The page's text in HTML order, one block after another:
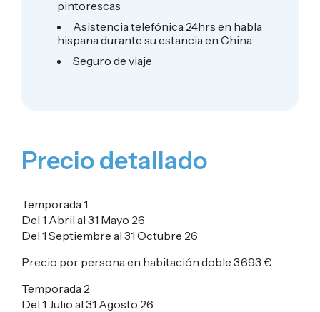
pintorescas
Asistencia telefónica 24hrs en habla
hispana durante su estancia en China
Seguro de viaje
Precio detallado
Temporada 1
Del 1 Abril al 31 Mayo 26
Del 1 Septiembre al 31 Octubre 26
Precio por persona en habitación doble 3.693 €
Temporada 2
Del 1 Julio al 31 Agosto 26